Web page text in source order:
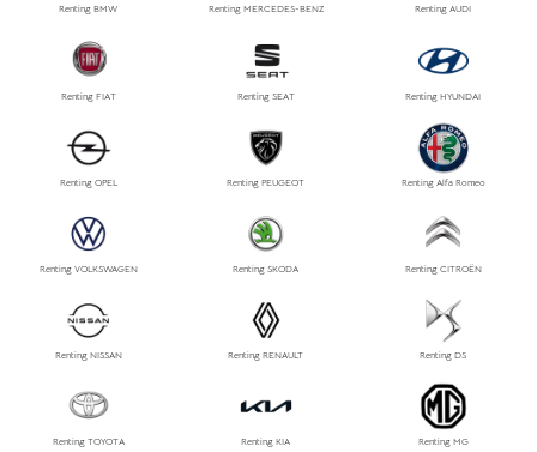
Renting BMW Renting MERCEDES-BENZ Renting AUDI
Renting FIAT Renting SEAT Renting HYUNDAI
Renting OPEL Renting PEUGEOT Renting Alfa Romeo
Renting VOLKSWAGEN Renting SKODA Renting CITROËN
Renting NISSAN Renting RENAULT Renting DS
Renting TOYOTA Renting KIA Renting MG